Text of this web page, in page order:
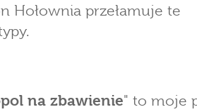
Hołownia przełamuje te
na zbawienie" to moje